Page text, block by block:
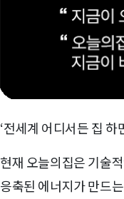
‘전세계 어디서든 집
현재 오늘의집은 기술
응축된 에너지가 만드